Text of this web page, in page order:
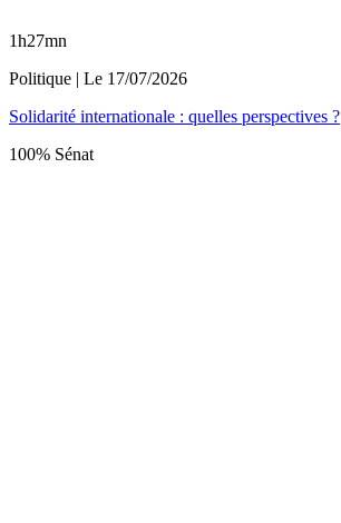
1h27mn
Politique | Le 17/07/2026
Solidarité internationale : quelles perspectives ?
100% Sénat